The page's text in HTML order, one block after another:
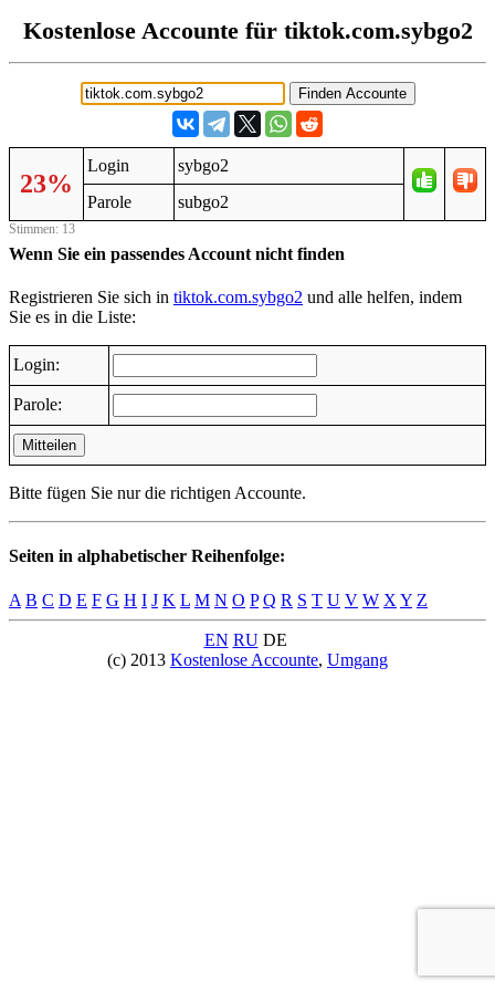
Kostenlose Accounte für tiktok.com.sybgo2
23%
Login
sybgo2
Parole
subgo2
Stimmen: 13
Wenn Sie ein passendes Account nicht finden
Registrieren Sie sich in tiktok.com.sybgo2 und alle helfen, indem
Sie es in die Liste:
Login:
Parole:
Mitteilen
Bitte fügen Sie nur die richtigen Accounte.
Seiten in alphabetischer Reihenfolge:
A B C D E F G H I J K L M N O P Q R S T U V W X Y Z
EN RUDE
(c) 2013 Kostenlose Accounte, Umgang